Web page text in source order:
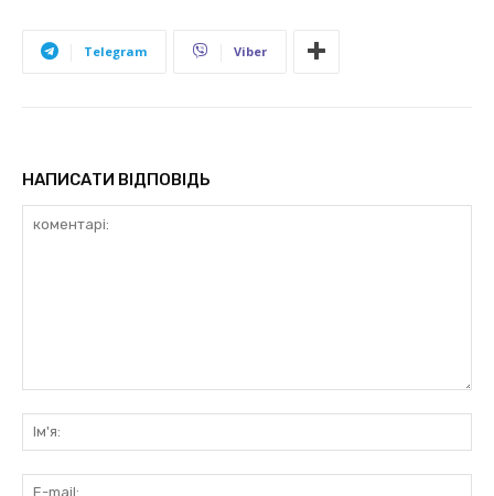
Telegram Viber
НАПИСАТИ ВІДПОВІДЬ